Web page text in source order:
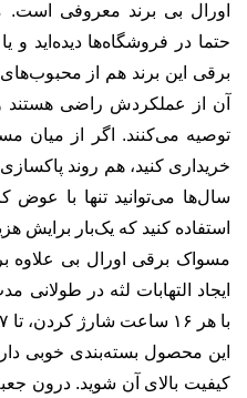
اورال بی برند معروفی است.
حتما در فروشگاه‌ها دیده‌اید و
برقی این برند هم از
آن از عملکردش راضی هستند
توصیه می‌کنند. اگر از میان
خریداری کنید، هم روند
سال‌ها می‌توانید تنها با
استفاده کنید که یک‌بار برایش
مسواک‌ برقی اورال بی علاوه
ایجاد التهابات لثه در
با هر ۱۶ ساعت شارژ کردن، تا ۷ روز قابل استفاده است
این محصول بسته‌بندی خوبی
کیفیت بالای آن شوید. درون